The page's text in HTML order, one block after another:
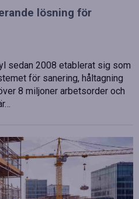
lösning för
sedan 2008 etablerat sig som
för sanering, håltagning
8 miljoner arbetsorder och